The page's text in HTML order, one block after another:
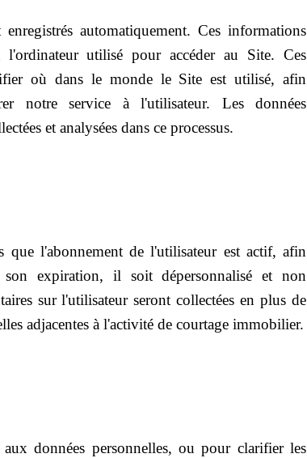
automatiquement. Ces informations
utilisé pour accéder au Site. Ces
où dans le monde le Site est utilisé, afin
notre service à l'utilisateur. Les données
et analysées dans ce processus.
que l'abonnement de l'utilisateur est actif, afin
expiration, il soit dépersonnalisé et non
sur l'utilisateur seront collectées en plus de
adjacentes à l'activité de courtage immobilier.
aux données personnelles, ou pour clarifier les